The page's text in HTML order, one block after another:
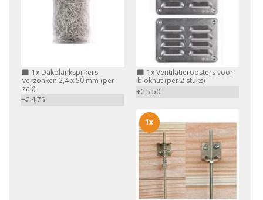
1x Dakplankspijkers
verzonken 2,4 x 50 mm (per
zak)
+€ 4,75
1xVentilatieroosters voor
blokhut (per 2 stuks)
+€ 5,50
1x